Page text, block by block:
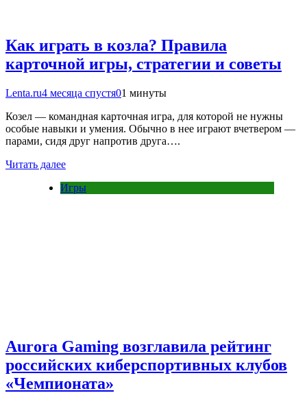
Как играть в козла? Правила
карточной игры, стратегии и советы
Lenta.ru4 месяца спустя01 минуты
Козел — командная карточная игра, для которой не нужны
особые навыки и умения. Обычно в нее играют вчетвером —
парами, сидя друг напротив друга….
Читать далее
Игры
Aurora Gaming возглавила рейтинг
российских киберспортивных клубов
«Чемпионата»